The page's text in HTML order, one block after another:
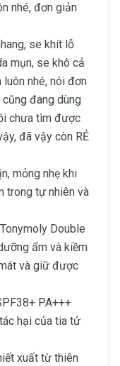
nhé, đơn giản
se khít lỗ
mụn, se khô cả
nhé, nói đơn
đang dùng
chưa tìm được
đã vậy còn RẺ
mỏng nhẹ khi
trong tự nhiên và
Double
ẩm và kiềm
và giữ được
PA+++
hại của tia tử
xuất từ thiên